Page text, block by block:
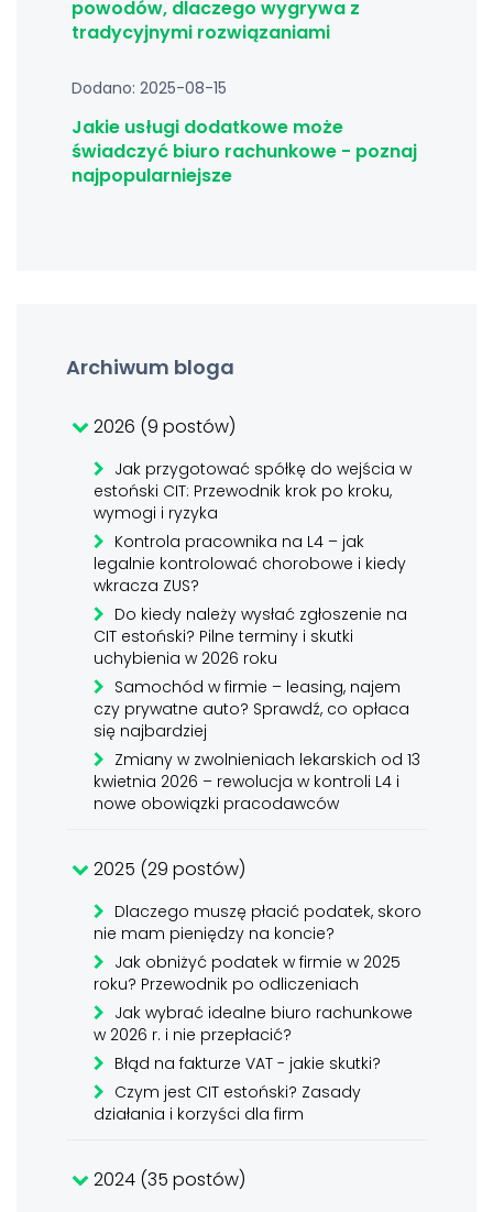
powodów, dlaczego wygrywa z
tradycyjnymi rozwiązaniami
Dodano: 2025-08-15
Jakie usługi dodatkowe może
świadczyć biuro rachunkowe - poznaj
najpopularniejsze
Archiwum bloga
2026 (9 postów)
Jak przygotować spółkę do wejścia w
estoński CIT: Przewodnik krok po kroku,
wymogi i ryzyka
Kontrola pracownika na L4 – jak
legalnie kontrolować chorobowe i kiedy
wkracza ZUS?
Do kiedy należy wysłać zgłoszenie na
CIT estoński? Pilne terminy i skutki
uchybienia w 2026 roku
Samochód w firmie – leasing, najem
czy prywatne auto? Sprawdź, co opłaca
się najbardziej
Zmiany w zwolnieniach lekarskich od 13
kwietnia 2026 – rewolucja w kontroli L4 i
nowe obowiązki pracodawców
2025 (29 postów)
Dlaczego muszę płacić podatek, skoro
nie mam pieniędzy na koncie?
Jak obniżyć podatek w firmie w 2025
roku? Przewodnik po odliczeniach
Jak wybrać idealne biuro rachunkowe
w 2026 r. i nie przepłacić?
Błąd na fakturze VAT - jakie skutki?
Czym jest CIT estoński? Zasady
działania i korzyści dla firm
2024 (35 postów)